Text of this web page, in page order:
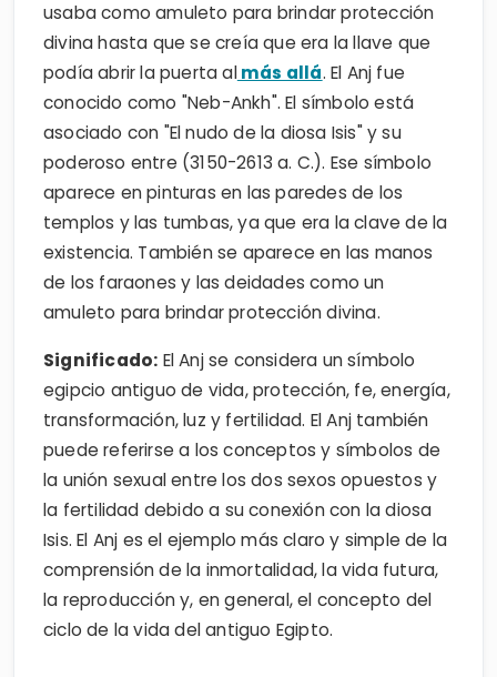
usaba como amuleto para brindar protección
divina hasta que se creía que era la llave que
podía abrir la puerta almás allá. El Anj fue
conocido como "Neb-Ankh". El símbolo está
asociado con "El nudo de la diosa Isis" y su
poderoso entre (3150-2613 a. C.). Ese símbolo
aparece en pinturas en las paredes de los
templos y las tumbas, ya que era la clave de la
existencia. También se aparece en las manos
de los faraones y las deidades como un
amuleto para brindar protección divina.
Significado: El Anj se considera un símbolo
egipcio antiguo de vida, protección, fe, energía,
transformación, luz y fertilidad. El Anj también
puede referirse a los conceptos y símbolos de
la unión sexual entre los dos sexos opuestos y
la fertilidad debido a su conexión con la diosa
Isis. El Anj es el ejemplo más claro y simple de la
comprensión de la inmortalidad, la vida futura,
la reproducción y, en general, el concepto del
ciclo de la vida del antiguo Egipto.